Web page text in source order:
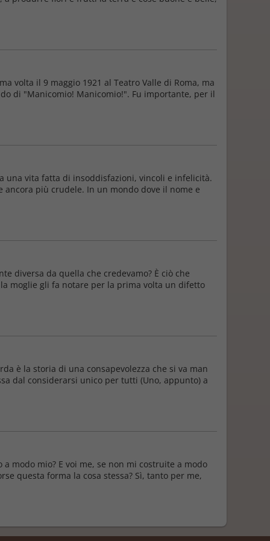
volta il 9 maggio 1921 al Teatro Valle di Roma, ma
di "Manicomio! Manicomio!". Fu importante, per il
una vita fatta di insoddisfazioni, vincoli e infelicità.
più crudele. In un mondo dove il nome e
diversa da quella che credevamo? È ciò che
moglie gli fa notare per la prima volta un difetto
è la storia di una consapevolezza che si va man
dal considerarsi unico per tutti (Uno, appunto) a
modo mio? E voi me, se non mi costruite a modo
questa forma la cosa stessa? Sì, tanto per me,